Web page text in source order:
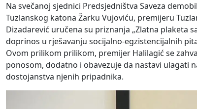
Na svečanoj sjednici Predsjedništva Saveza
Tuzlanskog katona Žarku Vujoviću, premijeru
Dizadarević uručena su priznanja „Zlatna plaketa
doprinos u rješavanju socijalno-egzistencijalnih
Ovom prilikom prilikom, premijer Halilagić se
ponosom, dodatno i obavezuje da nastavi ulagati
dostojanstva njenih pripadnika.